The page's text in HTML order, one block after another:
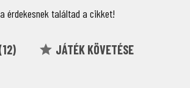
érdekesnek találtad a cikket!
12) JÁTÉK KÖVETÉSE